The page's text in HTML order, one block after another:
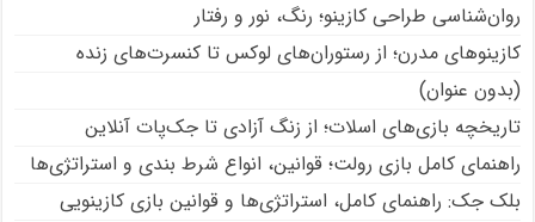
روان‌شناسی طراحی کازینو؛ رنگ، نور و رفتار
کازینوهای مدرن؛ از رستوران‌های لوکس تا کنسرت‌های زنده
(بدون عنوان)
تاریخچه بازی‌های اسلات؛ از زنگ آزادی تا جک‌پات‌ آنلاین
راهنمای کامل بازی رولت؛ قوانین، انواع شرط بندی و استراتژی‌ها
بلک جک: راهنمای کامل، استراتژی‌ها و قوانین بازی کازینویی